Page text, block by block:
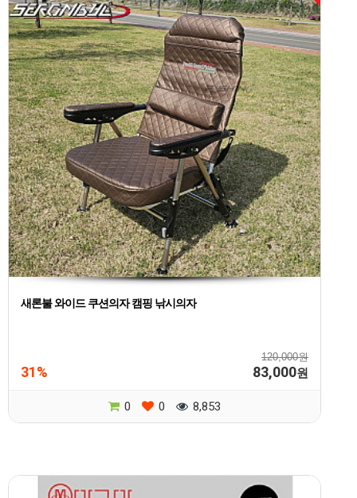
새론불 와이드 쿠션의자 캠핑 낚시의자
120,000원
31% 83,000원
0 0 8,853